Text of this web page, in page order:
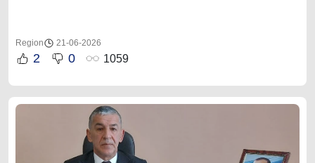
Region 21-06-2026
2 0 1059